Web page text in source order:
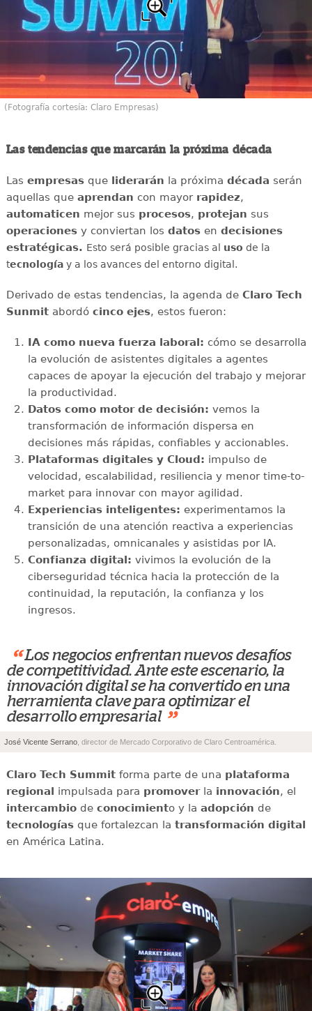
(Fotografía cortesía: Claro Empresas)
Las tendencias que marcarán la próxima década
Las empresasqueliderarán la próxima década serán
aquellas queaprendan con mayor rapidez,
automaticen mejor sus procesos, protejan sus
operacionesy conviertan los datosen decisiones
estratégicas. Esto será posible gracias al uso de la
tecnologíay a los avances del entorno digital.
Derivado de estas tendencias, la agenda de Claro Tech
Sunmitabordó cinco ejes, estos fueron:
IA como nueva fuerza laboral: cómo se desarrolla
la evolución de asistentes digitales a agentes
capaces de apoyar la ejecución del trabajo y mejorar
la productividad.
Datos como motor de decisión: vemos la
transformación de información dispersa en
decisiones más rápidas, confiables y accionables.
Plataformas digitales y Cloud: impulso de
velocidad, escalabilidad, resiliencia y menor time-to-
market para innovar con mayor agilidad.
Experiencias inteligentes: experimentamos la
transición de una atención reactiva a experiencias
personalizadas, omnicanales y asistidas por IA.
Confianza digital: vivimos la evolución de la
ciberseguridad técnica hacia la protección de la
continuidad, la reputación, la confianza y los
ingresos.
“ Los negocios enfrentan nuevos desafíos
de competitividad. Ante este escenario, la
innovación digital se ha convertido en una
herramienta clave para optimizar el
desarrollo empresarial ”
José Vicente Serrano , director de Mercado Corporativo de Claro Centroamérica.
Claro Tech Summitforma parte de una plataforma
regional impulsada para promoverla innovación, el
intercambiode conocimiento y la adopción de
tecnologíasque fortalezcan la transformación digital
en América Latina.